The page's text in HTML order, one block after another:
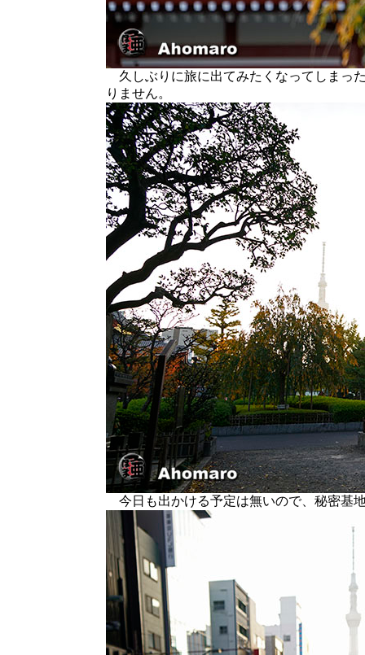
久しぶりに旅に出てみたくなってしまっ
りません。
今日も出かける予定は無いので、秘密基